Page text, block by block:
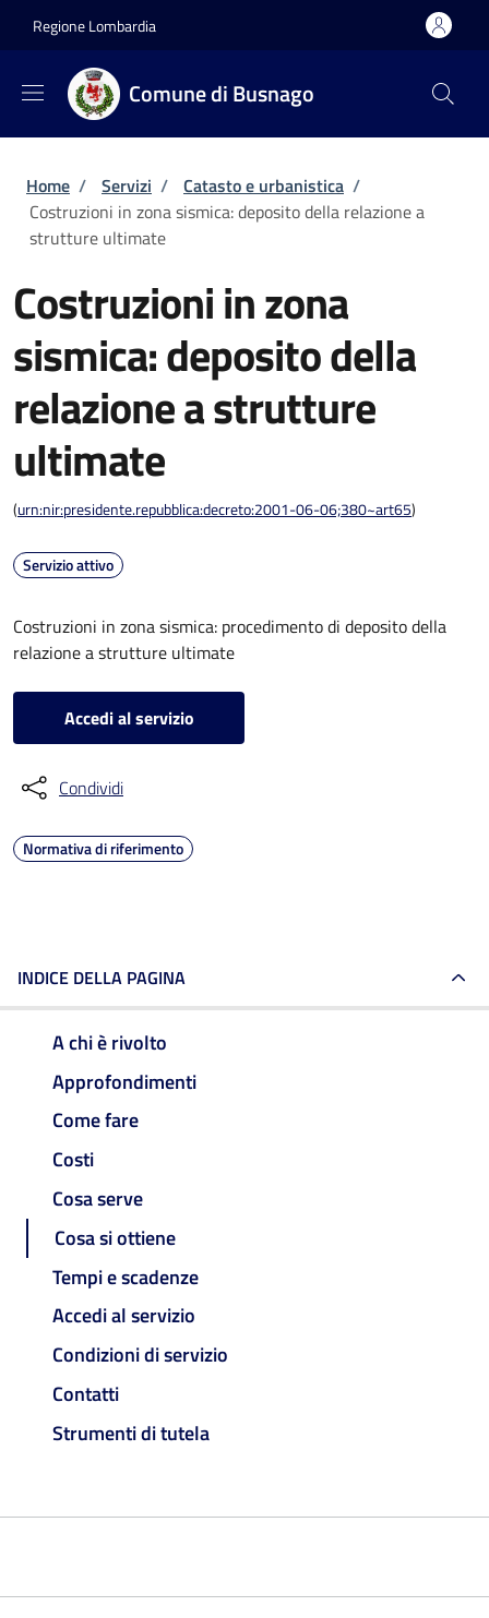
Regione Lombardia
Comune di Busnago
Briciole di pane
Home / Servizi / Catasto e urbanistica /
Costruzioni in zona sismica: deposito della relazione a
strutture ultimate
Costruzioni in zona
sismica: deposito della
relazione a strutture
ultimate
(urn:nir:presidente.repubblica:decreto:2001-06-06;380~art65)
Servizio attivo
Costruzioni in zona sismica: procedimento di deposito della
relazione a strutture ultimate
Accedi al servizio
Condividi
Normativa di riferimento
INDICE DELLA PAGINA
A chi è rivolto
Approfondimenti
Come fare
Costi
Cosa serve
Cosa si ottiene
Tempi e scadenze
Accedi al servizio
Condizioni di servizio
Contatti
Strumenti di tutela